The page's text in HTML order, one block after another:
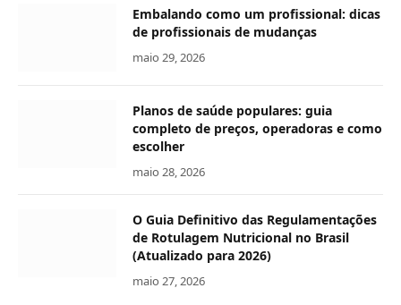
Embalando como um profissional: dicas
de profissionais de mudanças
maio 29, 2026
Planos de saúde populares: guia
completo de preços, operadoras e como
escolher
maio 28, 2026
O Guia Definitivo das Regulamentações
de Rotulagem Nutricional no Brasil
(Atualizado para 2026)
maio 27, 2026